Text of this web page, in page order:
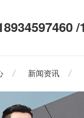
新闻资讯